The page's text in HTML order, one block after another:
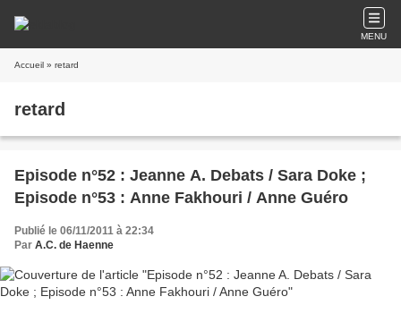
MENU
Accueil » retard
retard
Episode n°52 : Jeanne A. Debats / Sara Doke ;
Episode n°53 : Anne Fakhouri / Anne Guéro
Publié le 06/11/2011 à 22:34
Par A.C. de Haenne